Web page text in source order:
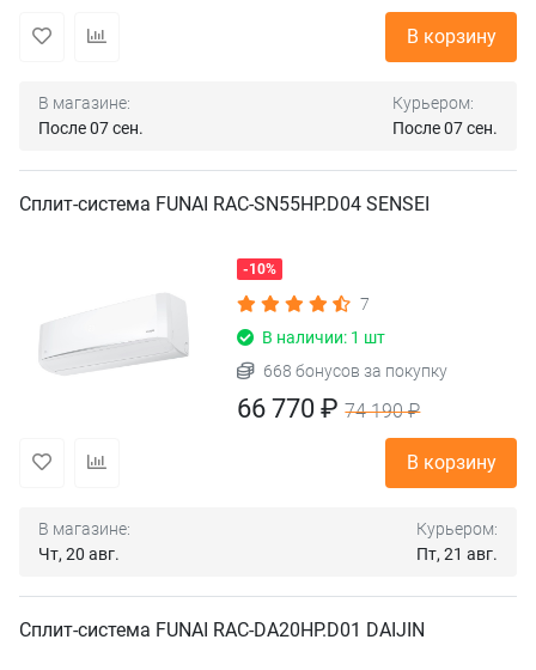
В корзину
В магазине:
После 07 сен.
Курьером:
После 07 сен.
Сплит-система FUNAI RAC-SN55HP.D04 SENSEI
-10%
7
В наличии: 1 шт
668 бонусов за покупку
66 770 ₽74 190 ₽
В корзину
В магазине:
Чт, 20 авг.
Курьером:
Пт, 21 авг.
Сплит-система FUNAI RAC-DA20HP.D01 DAIJIN